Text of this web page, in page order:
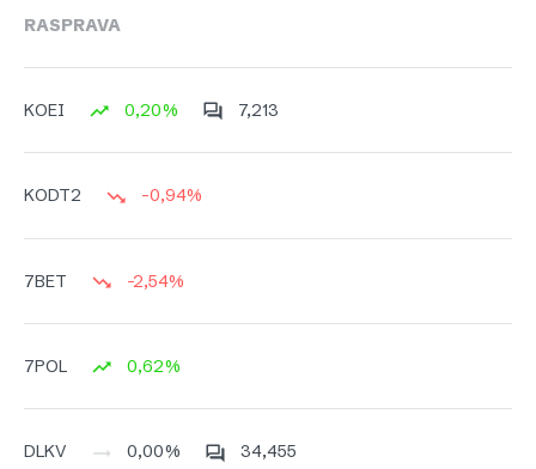
RASPRAVA
KOEI 0,20% 7,213
KODT2 -0,94%
7BET -2,54%
7POL 0,62%
DLKV 0,00% 34,455